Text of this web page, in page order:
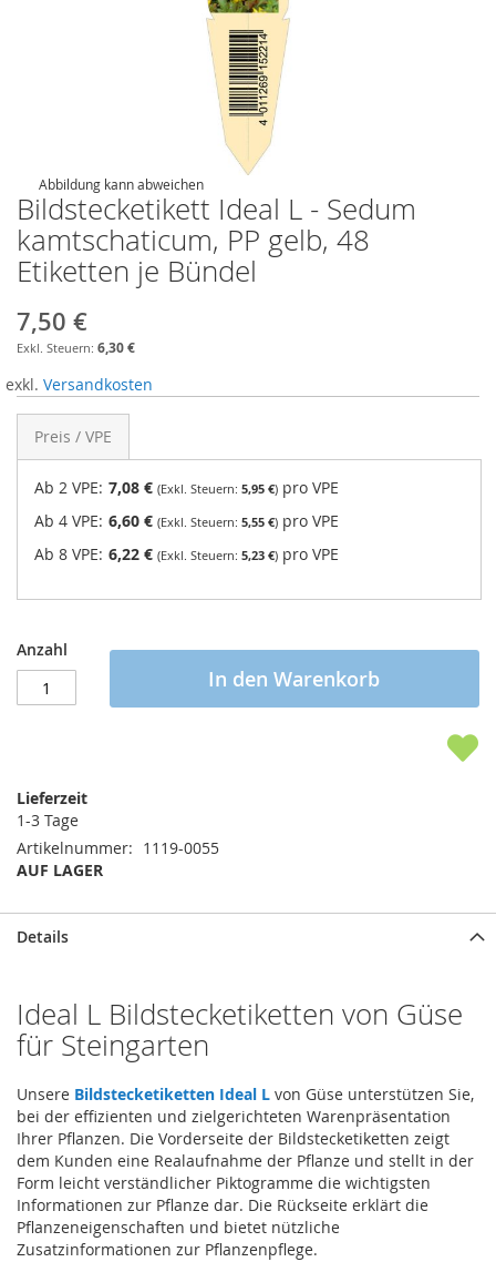
Abbildung kann abweichen
Bildstecketikett Ideal L - Sedum
kamtschaticum, PP gelb, 48
Etiketten je Bündel
7,50 €
6,30 €
exkl. Versandkosten
Preis / VPE
Ab 2 VPE: 7,08 € 5,95 € pro VPE
Ab 4 VPE: 6,60 € 5,55 € pro VPE
Ab 8 VPE: 6,22 € 5,23 € pro VPE
Anzahl
In den Warenkorb
Lieferzeit
1-3 Tage
Artikelnummer
1119-0055
AUF LAGER
Details
Ideal L Bildstecketiketten von Güse
für Steingarten
Unsere Bildstecketiketten Ideal L von Güse unterstützen Sie,
bei der effizienten und zielgerichteten Warenpräsentation
Ihrer Pflanzen. Die Vorderseite der Bildstecketiketten zeigt
dem Kunden eine Realaufnahme der Pflanze und stellt in der
Form leicht verständlicher Piktogramme die wichtigsten
Informationen zur Pflanze dar. Die Rückseite erklärt die
Pflanzeneigenschaften und bietet nützliche
Zusatzinformationen zur Pflanzenpflege.